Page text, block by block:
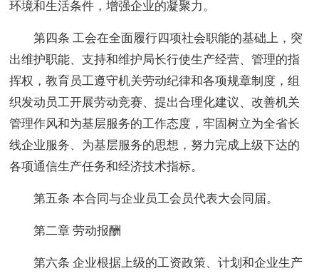
环境和生活条件，增强企业的凝聚力。
第四条 工会在全面履行四项社会职能的基础上，突
出维护职能、支持和维护局长行使生产经营、管理的指
挥权，教育员工遵守机关劳动纪律和各项规章制度，组
织发动员工开展劳动竞赛、提出合理化建议、改善机关
管理作风和为基层服务的工作态度，牢固树立为全省长
线企业服务、为基层服务的思想，努力完成上级下达的
各项通信生产任务和经济技术指标。
第五条 本合同与企业员工会员代表大会同届。
第二章 劳动报酬
第六条 企业根据上级的工资政策、计划和企业生产